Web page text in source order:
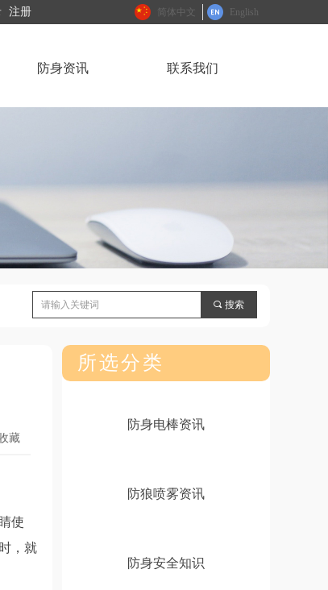
注册 简体中文 English
防身资讯 联系我们
끠 搜索
藏
使
，就
所选分类
防身电棒资讯
防狼喷雾资讯
防身安全知识